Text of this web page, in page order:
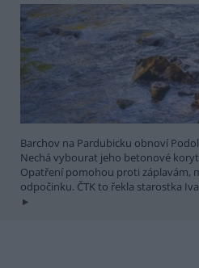
Barchov na Pardubicku obnoví
Nechá vybourat jeho betonové
Opatření pomohou proti záplavám,
odpočinku. ČTK to řekla starostka